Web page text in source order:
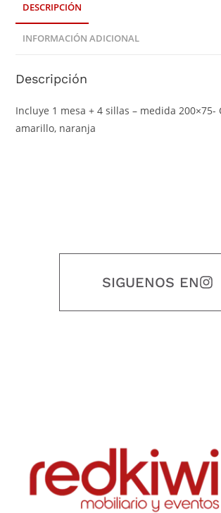
DESCRIPCIÓN
INFORMACIÓN ADICIONAL
Descripción
Incluye 1 mesa + 4 sillas – medida 200×75-
amarillo, naranja
SIGUENOS EN